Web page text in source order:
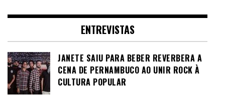
ENTREVISTAS
JANETE SAIU PARA BEBER REVERBERA A
CENA DE PERNAMBUCO AO UNIR ROCK À
CULTURA POPULAR